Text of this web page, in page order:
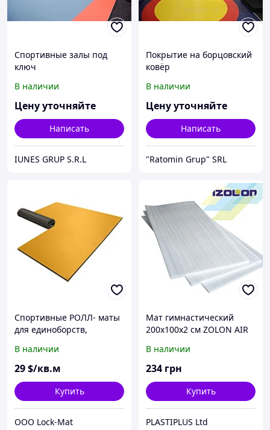
Спортивные залы под
ключ
В наличии
Цену уточняйте
Написать
IUNES GRUP S.R.L
Покрытие на борцовский
ковёр
В наличии
Цену уточняйте
Написать
"Ratomin Grup" SRL
Спортивные РОЛЛ- маты
для единоборств,
В наличии
29$/кв.м
Купить
ООО Lock-Mat
Мат гимнастический
200х100х2 см ZOLON AIR
В наличии
234 грн
Купить
PLASTIPLUS Ltd